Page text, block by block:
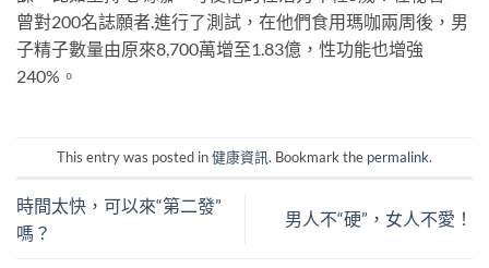
曾對200名誌願者進行了測試，在他們食用瑪咖兩周後，男
子精子數量由原來8,700萬增至1.83億，性功能也增強
240%。
This entry was posted in健康資訊. Bookmark the permalink.
時間太快，可以來“第二發”
嗎？
男人不“硬”，女人不愛！